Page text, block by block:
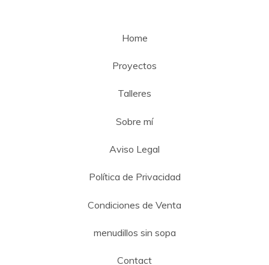
Home
Proyectos
Talleres
Sobre mí
Aviso Legal
Política de Privacidad
Condiciones de Venta
menudillos sin sopa
Contact